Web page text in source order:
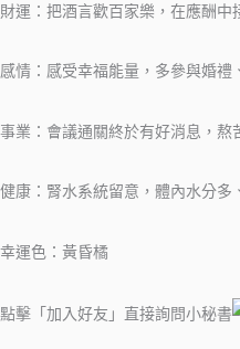
財運：把酒言歡百家樂，在應酬中
感情：感受幸福能量，多參與婚禮
事業：會議通關終於有好消息，熬
健康：腎水系統留意，體內水分多
幸運色：黃昏橘
點擊「加入好友」直接詢問小秘書